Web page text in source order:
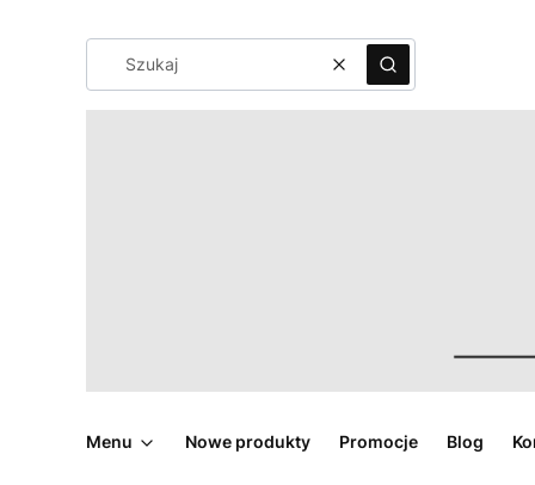
WyczyśćSzukaj
Menu Nowe produkty Promocje Blog